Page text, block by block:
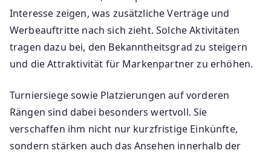
Interesse zeigen, was zusätzliche Verträge und
Werbeauftritte nach sich zieht. Solche Aktivitäten
tragen dazu bei, den Bekanntheitsgrad zu steigern
und die Attraktivität für Markenpartner zu erhöhen.
Turniersiege sowie Platzierungen auf vorderen
Rängen sind dabei besonders wertvoll. Sie
verschaffen ihm nicht nur kurzfristige Einkünfte,
sondern stärken auch das Ansehen innerhalb der